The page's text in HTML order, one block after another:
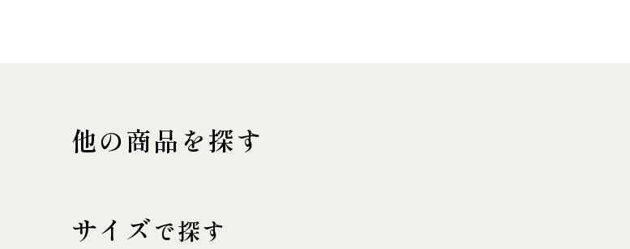
他の商品を探す
サイズで探す